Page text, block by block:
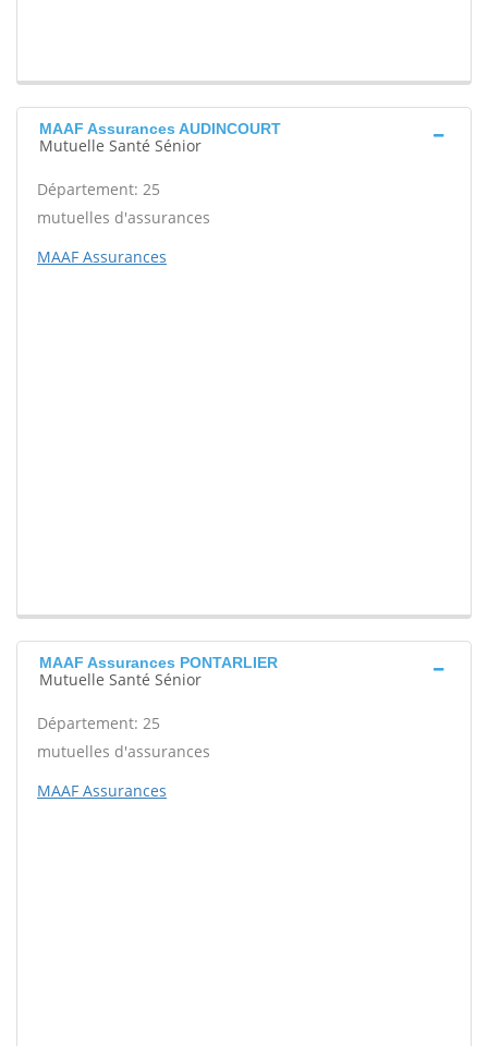
MAAF Assurances AUDINCOURT
Mutuelle Santé Sénior
Département: 25
mutuelles d'assurances
MAAF Assurances
MAAF Assurances PONTARLIER
Mutuelle Santé Sénior
Département: 25
mutuelles d'assurances
MAAF Assurances